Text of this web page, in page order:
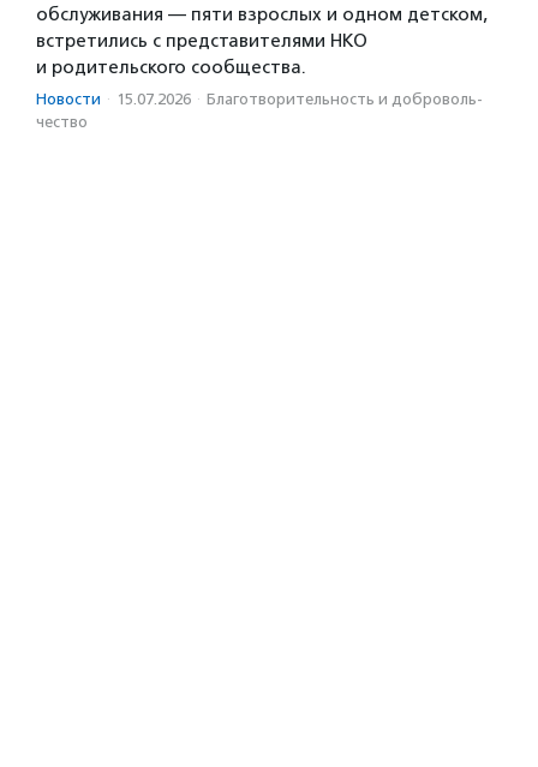
обслуживания — пяти взрослых и одном детском,
встретились с представителями НКО
и родительского сообщества.
Новости · 15.07.2026 · Благотвори­тель­ность и доброволь­
чест­во